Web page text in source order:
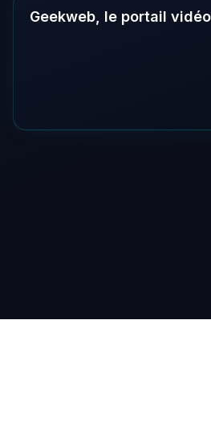
Geekweb, le portail